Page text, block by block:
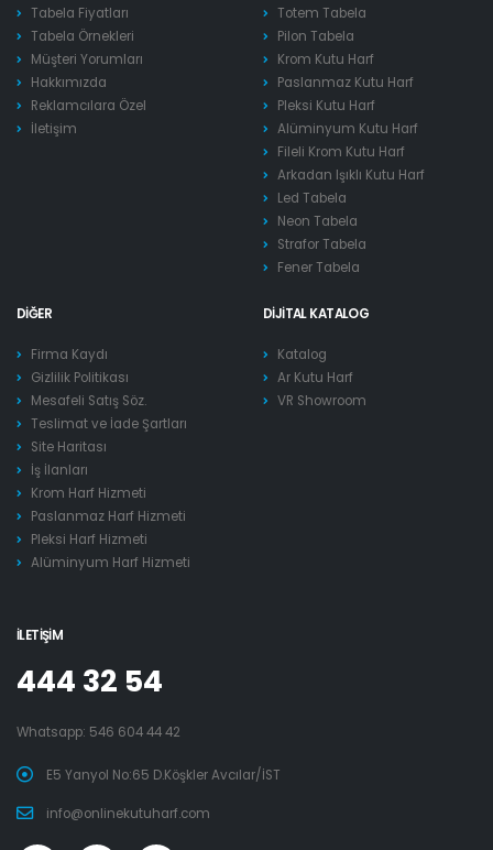
Tabela Fiyatları
Tabela Örnekleri
Müşteri Yorumları
Hakkımızda
Reklamcılara Özel
İletişim
Totem Tabela
Pilon Tabela
Krom Kutu Harf
Paslanmaz Kutu Harf
Pleksi Kutu Harf
Alüminyum Kutu Harf
Fileli Krom Kutu Harf
Arkadan Işıklı Kutu Harf
Led Tabela
Neon Tabela
Strafor Tabela
Fener Tabela
DIĞER
Firma Kaydı
Gizlilik Politikası
Mesafeli Satış Söz.
Teslimat ve İade Şartları
Site Haritası
İş İlanları
Krom Harf Hizmeti
Paslanmaz Harf Hizmeti
Pleksi Harf Hizmeti
Alüminyum Harf Hizmeti
DIJITAL KATALOG
Katalog
Ar Kutu Harf
VR Showroom
İLETIŞIM
444 32 54
Whatsapp: 546 604 44 42
E5 Yanyol No:65 D.Köşkler Avcılar/İST
info@onlinekutuharf.com